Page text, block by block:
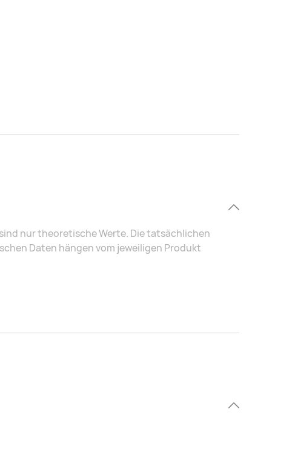
nur theoretische Werte. Die tatsächlichen
Daten hängen vom jeweiligen Produkt